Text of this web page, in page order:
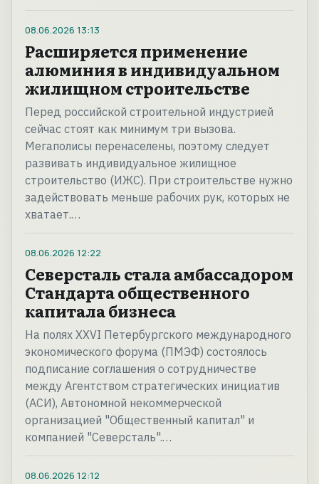
08.06.2026 13:13
Расширяется применение
алюминия в индивидуальном
жилищном строительстве
Перед российской строительной индустрией
сейчас стоят как минимум три вызова.
Мегаполисы перенаселены, поэтому следует
развивать индивидуальное жилищное
строительство (ИЖС). При строительстве нужно
задействовать меньше рабочих рук, которых не
хватает.…
08.06.2026 12:22
Северсталь стала амбассадором
Стандарта общественного
капитала бизнеса
На полях XXVI Петербургского международного
экономического форума (ПМЭФ) состоялось
подписание соглашения о сотрудничестве
между Агентством стратегических инициатив
(АСИ), Автономной некоммерческой
организацией "Общественный капитал" и
компанией "Северсталь".…
08.06.2026 12:12